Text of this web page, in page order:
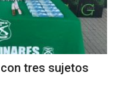
tres sujetos